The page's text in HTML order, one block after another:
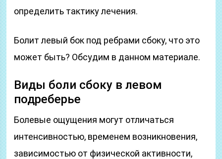
определить тактику лечения.
Болит левый бок под ребрами сбоку, что это
может быть? Обсудим в данном материале.
Виды боли сбоку в левом
подреберье
Болевые ощущения могут отличаться
интенсивностью, временем возникновения,
зависимостью от физической активности,